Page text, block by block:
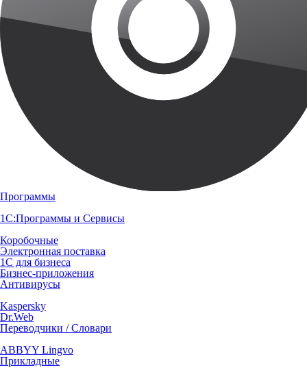
Программы
1С:Программы и Сервисы
Коробочные
Электронная поставка
1С для бизнеса
Бизнес-приложения
Антивирусы
Kaspersky
Dr.Web
Переводчики / Словари
ABBYY Lingvo
Прикладные